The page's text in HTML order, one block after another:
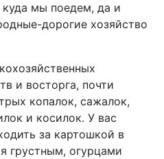
мы поедем, да и
дорогие хозяйство
и восторга, почти
копалок, сажалок,
и косилок. У вас
за картошкой в
грустным, огурцами